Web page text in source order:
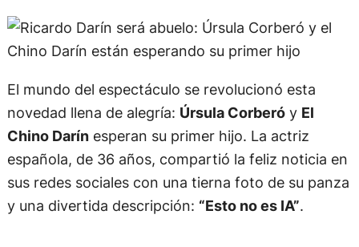
El mundo del espectáculo se revolucionó esta
novedad llena de alegría: Úrsula Corberóy El
Chino Darínesperan su primer hijo. La actriz
española, de 36 años, compartió la feliz noticia en
sus redes sociales con una tierna foto de su panza
y una divertida descripción: “Esto no es IA”.